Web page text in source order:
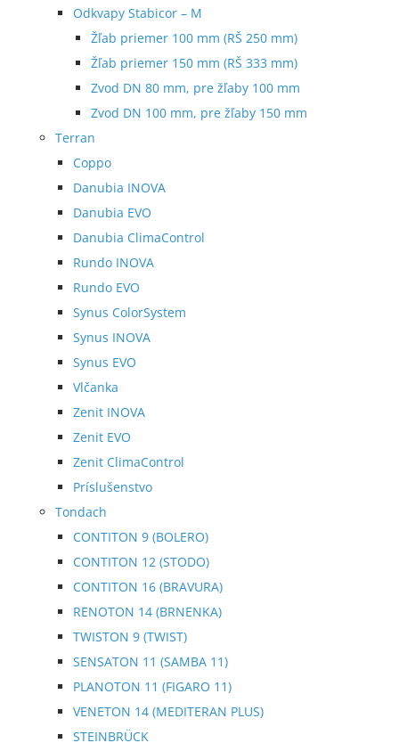
Odkvapy Stabicor – M
Žľab priemer 100 mm (RŠ 250 mm)
Žľab priemer 150 mm (RŠ 333 mm)
Zvod DN 80 mm, pre žľaby 100 mm
Zvod DN 100 mm, pre žľaby 150 mm
Terran
Coppo
Danubia INOVA
Danubia EVO
Danubia ClimaControl
Rundo INOVA
Rundo EVO
Synus ColorSystem
Synus INOVA
Synus EVO
Vlčanka
Zenit INOVA
Zenit EVO
Zenit ClimaControl
Príslušenstvo
Tondach
CONTITON 9 (BOLERO)
CONTITON 12 (STODO)
CONTITON 16 (BRAVURA)
RENOTON 14 (BRNENKA)
TWISTON 9 (TWIST)
SENSATON 11 (SAMBA 11)
PLANOTON 11 (FIGARO 11)
VENETON 14 (MEDITERAN PLUS)
STEINBRÜCK